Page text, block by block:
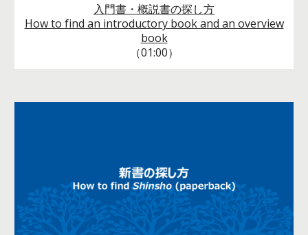
入門書・概説書の探し方
How to find an introductory book and an overview
book
（01:00）